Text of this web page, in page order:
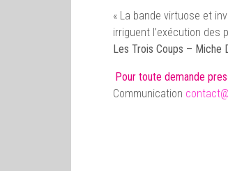
« La bande virtuose et
irriguent l’exécution
Les Trois Coups – Miche
Pour toute demande
Communication